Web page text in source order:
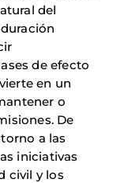
del
de efecto
en un
o
De
a las
iniciativas
civil y los